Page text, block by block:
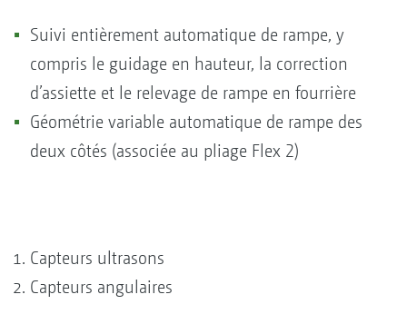
Suivi entièrement automatique de rampe, y
compris le guidage en hauteur, la correction
d’assiette et le relevage de rampe en fourrière
Géométrie variable automatique de rampe des
deux côtés (associée au pliage Flex 2)
Capteurs ultrasons
Capteurs angulaires